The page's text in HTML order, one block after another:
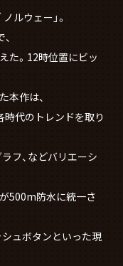
ルウェー」。
た。12時位置にビッ
本作は、
時代のトレンドを取り
フ、などバリエーシ
500m防水に統一さ
シュボタンといった現